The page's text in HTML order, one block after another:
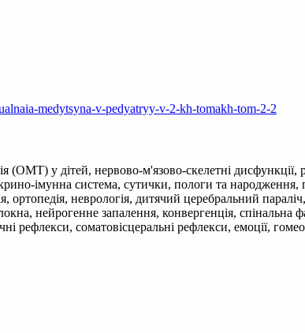
medytsyna-v-pedyatryy-v-2-kh-tomakh-tom-2-2
(ОМТ) у дітей, нервово-м'язово-скелетні
імунна система, сутички, пологи та народження,
ортопедія, неврологія, дитячий церебральний
нейрогенне запалення, конвергенція, спінальна
рефлекси, соматовісцеральні рефлекси, емоції,